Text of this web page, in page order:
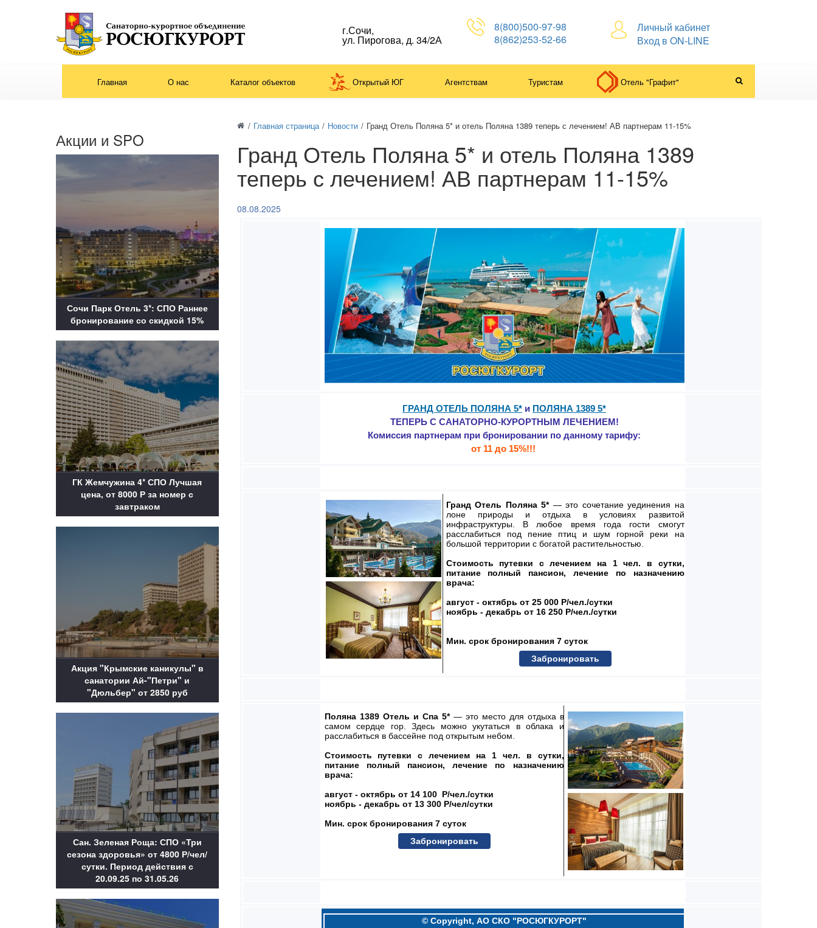
г.Сочи,
ул. Пирогова, д. 34/2А
8(800)500-97-98
8(862)253-52-66
Личный кабинет
Вход в ON-LINE
Главная О нас Каталог объектов Открытый ЮГ Агентствам Туристам Отель "Графит"
/ Главная страница / Новости / Гранд Отель Поляна 5* и отель Поляна 1389 теперь с лечением! АВ партнерам 11-15%
Гранд Отель Поляна 5* и отель Поляна 1389
теперь с лечением! АВ партнерам 11-15%
Акции и SPO
Сочи Парк Отель 3*: СПО Раннее
бронирование со скидкой 15%
ГК Жемчужина 4* СПО Лучшая
цена, от 8000 Р за номер с
завтраком
Акция "Крымские каникулы" в
санатории Ай-"Петри" и
"Дюльбер" от 2850 руб
Сан. Зеленая Роща: СПО «Три
сезона здоровья» от 4800 Р/чел/
сутки. Период действия с
20.09.25 по 31.05.26
08.08.2025
ГРАНД ОТЕЛЬ ПОЛЯНА 5* и ПОЛЯНА 1389 5*
ТЕПЕРЬ С САНАТОРНО-КУРОРТНЫМ ЛЕЧЕНИЕМ!
Комиссия партнерам при бронировании по данному тарифу:
от 11 до 15%!!!
Гранд Отель Поляна 5* — это сочетание уединения на
лоне природы и отдыха в условиях развитой
инфраструктуры. В любое время года гости смогут
расслабиться под пение птиц и шум горной реки на
большой территории с богатой растительностью.
Стоимость путевки с лечением на 1 чел. в сутки,
питание полный пансион, лечение по назначению
врача:
август - октябрь от 25 000 Р/чел./сутки
ноябрь - декабрь от 16 250 Р/чел./сутки
Мин. срок бронирования 7 суток
Забронировать
Поляна 1389 Отель и Спа 5*— это место для отдыха в
самом сердце гор. Здесь можно укутаться в облака и
расслабиться в бассейне под открытым небом.
Стоимость путевки с лечением на 1 чел. в сутки,
питание полный пансион, лечение по назначению
врача:
август - октябрь от 14 100 Р/чел./сутки
ноябрь - декабрь от 13 300 Р/чел/сутки
Мин. срок бронирования 7 суток
Забронировать
© Copyright, АО СКО "РОСЮГКУРОРТ"